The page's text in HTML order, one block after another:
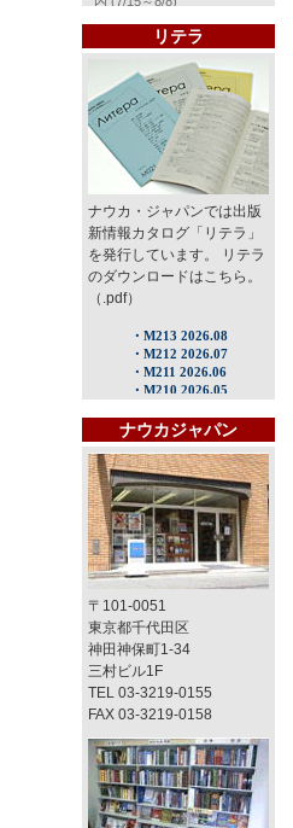
リテラ
ナウカ・ジャパンでは出版
新情報カタログ「リテラ」
を発行しています。 リテラ
のダウンロードはこちら。
（.pdf）
ナウカジャパン
〒101-0051
東京都千代田区
神田神保町1-34
三村ビル1F
TEL 03-3219-0155
FAX 03-3219-0158